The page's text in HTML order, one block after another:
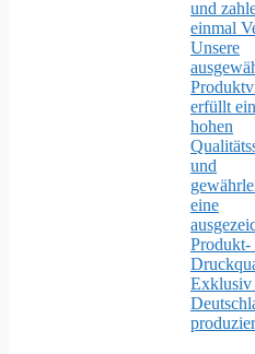
und
einmal
Unsere
erfüllt
hohen
und
eine
Produkt-
Exklusiv